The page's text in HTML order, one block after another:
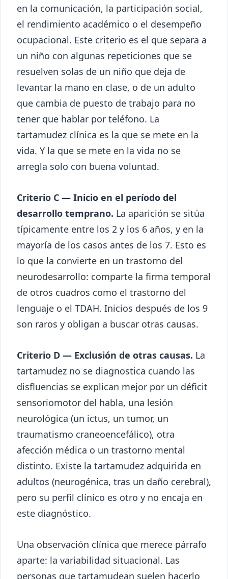
en la comunicación, la participación social,
el rendimiento académico o el desempeño
ocupacional. Este criterio es el que separa a
un niño con algunas repeticiones que se
resuelven solas de un niño que deja de
levantar la mano en clase, o de un adulto
que cambia de puesto de trabajo para no
tener que hablar por teléfono. La
tartamudez clínica es la que se mete en la
vida. Y la que se mete en la vida no se
arregla solo con buena voluntad.
Criterio C — Inicio en el período del
desarrollo temprano. La aparición se sitúa
típicamente entre los 2 y los 6 años, y en la
mayoría de los casos antes de los 7. Esto es
lo que la convierte en un trastorno del
neurodesarrollo: comparte la firma temporal
de otros cuadros como el trastorno del
lenguaje o el TDAH. Inicios después de los 9
son raros y obligan a buscar otras causas.
Criterio D — Exclusión de otras causas. La
tartamudez no se diagnostica cuando las
disfluencias se explican mejor por un déficit
sensoriomotor del habla, una lesión
neurológica (un ictus, un tumor, un
traumatismo craneoencefálico), otra
afección médica o un trastorno mental
distinto. Existe la tartamudez adquirida en
adultos (neurogénica, tras un daño cerebral),
pero su perfil clínico es otro y no encaja en
este diagnóstico.
Una observación clínica que merece párrafo
aparte: la variabilidad situacional. Las
personas que tartamudean suelen hacerlo